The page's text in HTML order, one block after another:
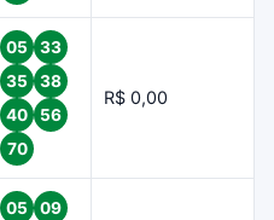
05
33
35
38
40
56
70
R$ 0,00
05
09